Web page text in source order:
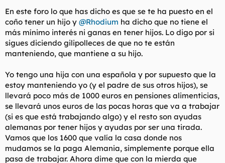
En este foro lo que has dicho es que se te ha puesto en el
coño tener un hijo y @Rhodium ha dicho que no tiene el
más mínimo interés ni ganas en tener hijos. Lo digo por si
sigues diciendo gilipolleces de que no te están
manteniendo, que mantiene a su hijo.
Yo tengo una hija con una española y por supuesto que la
estoy manteniendo yo (y el padre de sus otros hijos), se
llevará poco más de 1000 euros en pensiones alimenticias,
se llevará unos euros de las pocas horas que va a trabajar
(si es que está trabajando algo) y el resto son ayudas
alemanas por tener hijos y ayudas por ser una tirada.
Vamos que los 1600 que valía la casa donde nos
mudamos se la paga Alemania, simplemente porque ella
pasa de trabajar. Ahora dime que con la mierda que